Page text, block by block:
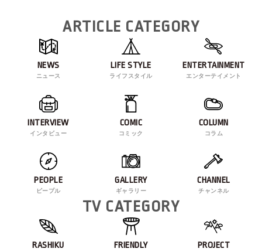
ARTICLE CATEGORY
NEWS
ニュース
LIFE STYLE
ライフスタイル
ENTERTAINMENT
エンターテイメント
INTERVIEW
インタビュー
COMIC
コミック
COLUMN
コラム
PEOPLE
ピープル
GALLERY
ギャラリー
CHANNEL
チャンネル
TV CATEGORY
RASHIKU FRIENDLY PROJECT